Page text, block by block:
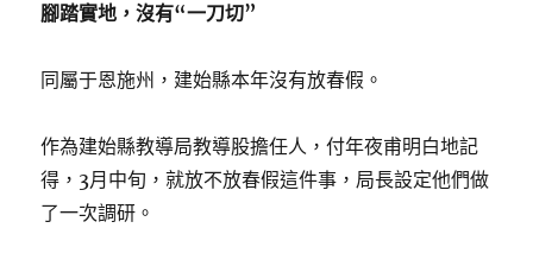
腳踏實地，沒有“一刀切”
同屬于恩施州，建始縣本年沒有放春假。
作為建始縣教導局教導股擔任人，付年夜甫明白地記
得，3月中旬，就放不放春假這件事，局長設定他們做
了一次調研。